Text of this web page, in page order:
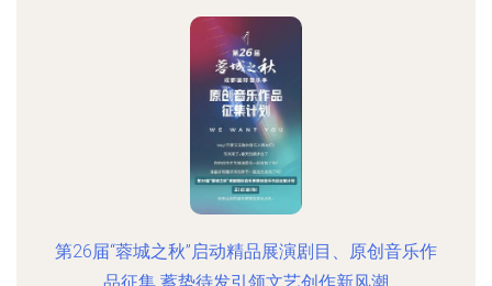
第26届“蓉城之秋”启动精品展演剧目、原创音乐作